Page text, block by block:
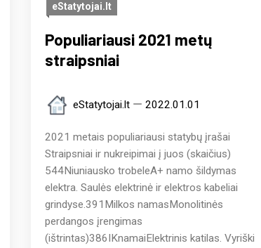
eStatytojai.lt
Populiariausi 2021 metų
straipsniai
eStatytojai.lt 2022.01.01
2021 metais populiariausi statybų įrašai
Straipsniai ir nukreipimai į juos (skaičius)
544Niuniausko trobeleA+ namo šildymas
elektra. Saulės elektrinė ir elektros kabeliai
grindyse.391Milkos namasMonolitinės
perdangos įrengimas
(ištrintas)386IKnamaiElektrinis katilas. Vyriški